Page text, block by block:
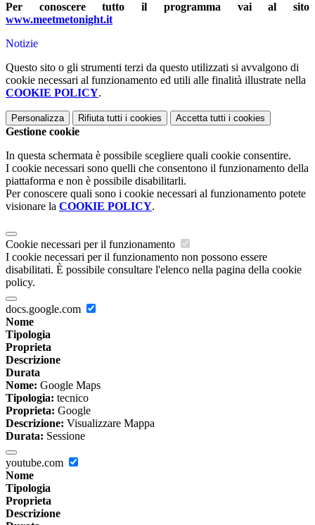
Per conoscere tutto il programma vai al sito
www.meetmetonight.it
Notizie
Questo sito o gli strumenti terzi da questo utilizzati si avvalgono di
cookie necessari al funzionamento ed utili alle finalità illustrate nella
COOKIE POLICY.
Personalizza Rifiuta tutti i cookies Accetta tutti i cookies
Gestione cookie
In questa schermata è possibile scegliere quali cookie consentire.
I cookie necessari sono quelli che consentono il funzionamento della
piattaforma e non è possibile disabilitarli.
Per conoscere quali sono i cookie necessari al funzionamento potete
visionare la COOKIE POLICY.
Cookie necessari per il funzionamento
I cookie necessari per il funzionamento non possono essere
disabilitati. È possibile consultare l'elenco nella pagina della cookie
policy.
docs.google.com
Nome
Tipologia
Proprieta
Descrizione
Durata
Nome: Google Maps
Tipologia: tecnico
Proprieta: Google
Descrizione: Visualizzare Mappa
Durata: Sessione
youtube.com
Nome
Tipologia
Proprieta
Descrizione